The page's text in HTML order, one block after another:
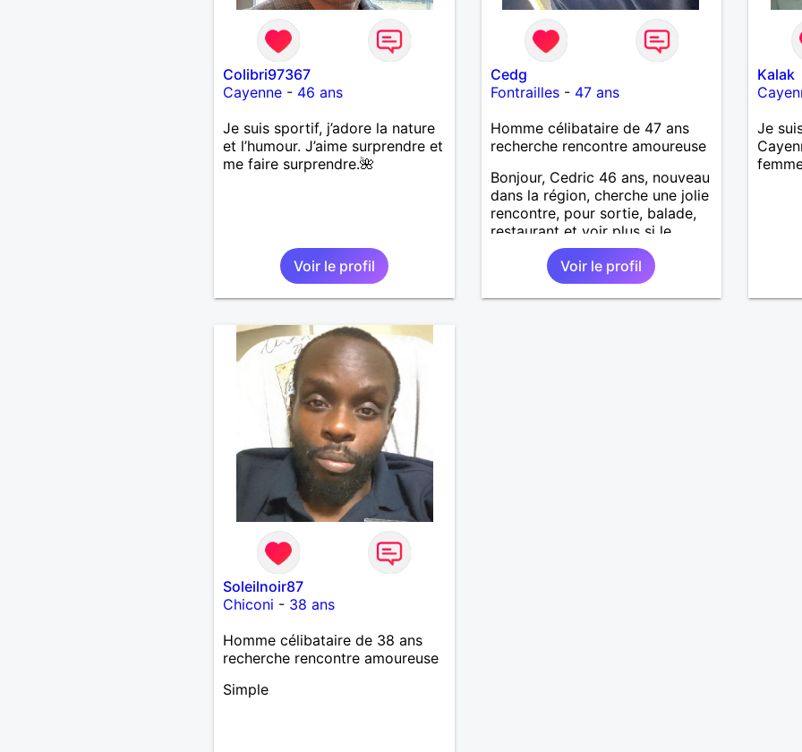
Colibri97367
Cayenne- 46 ans
Je suis sportif, j’adore la nature
et l’humour. J’aime surprendre et
me faire surprendre.🌺
Voir le profil
Cedg
Fontrailles- 47 ans
Homme célibataire de 47 ans
recherche rencontre amoureuse
Bonjour, Cedric 46 ans, nouveau
dans la région, cherche une jolie
rencontre, pour sortie, balade,
restaurant et voir plus si le
courant passe. Je suis sociable,
souriant, patient, j’aime rire et
plaisanter..
Voir le profil
Kalak
Je
Soleilnoir87
Chiconi - 38 ans
Homme célibataire de 38 ans
recherche rencontre amoureuse
Simple